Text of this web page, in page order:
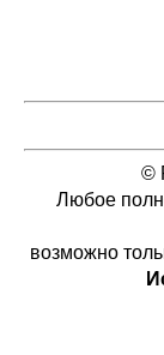
©
Любое
возможно